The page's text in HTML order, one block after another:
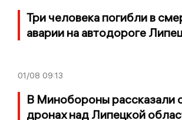
Три человека погибли в
аварии на автодороге
01/08 09:13
В Минобороны рассказали
дронах над Липецкой